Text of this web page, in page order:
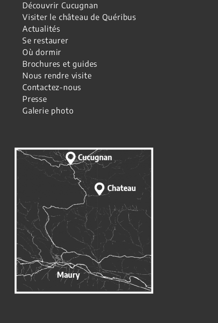
Découvrir Cucugnan
Visiter le château de Quéribus
Actualités
Se restaurer
Où dormir
Brochures et guides
Nous rendre visite
Contactez-nous
Presse
Galerie photo